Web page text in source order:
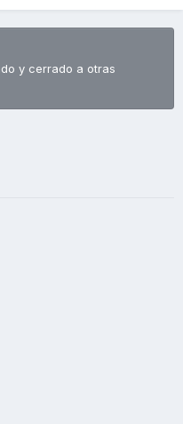
y cerrado a otras